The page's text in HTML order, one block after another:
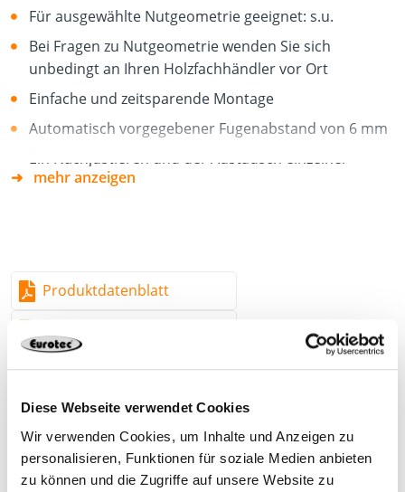
Diese Webseite verwendet Cookies
Wir verwenden Cookies, um Inhalte und Anzeigen zu
personalisieren, Funktionen für soziale Medien anbieten
zu können und die Zugriffe auf unsere Website zu
Für ausgewählte Nutgeometrie geeignet: s.u.
Bei Fragen zu Nutgeometrie wenden Sie sich
unbedingt an Ihren Holzfachhändler vor Ort
Einfache und zeitsparende Montage
Automatisch vorgegebener Fugenabstand von 6 mm
Ein Nachjustieren und der Austausch einzelner
Dielen ist jederzeit möglich
Nutgeometrie
Gebogene Edelstahl-Platte für schräge Nutgeometrie
mit einer Nutwangenstärke von 2 bis 9 mm, z. B. WPC
Dielen.
*Lieferung erfolgt inkl. Schraube
mehr anzeigen
Produktdatenblatt
Jetzt planen